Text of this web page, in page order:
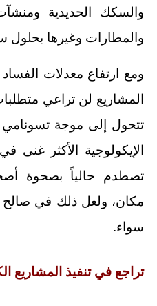
والسكك الحديدية
والمطارات وغيرها بحلول سنة
ومع ارتفاع معدلات
المشاريع لن تراعي
تتحول إلى موجة
الإيكولوجية الأكثر غنى
تصطدم حالياً بصحوة
مكان، ولعل ذلك في صالح
سواء.
تراجع في تنفيذ المشاريع